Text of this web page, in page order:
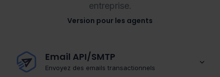
entreprise.
Version pour les agents
Email API/SMTP
Envoyez des emails transactionnels